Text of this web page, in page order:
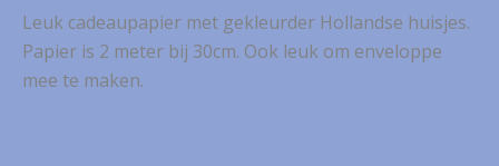
Leuk cadeaupapier met gekleurder Hollandse huisjes.
Papier is 2 meter bij 30cm. Ook leuk om enveloppe
mee te maken.